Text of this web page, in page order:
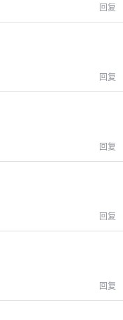
回复
回复
回复
回复
回复